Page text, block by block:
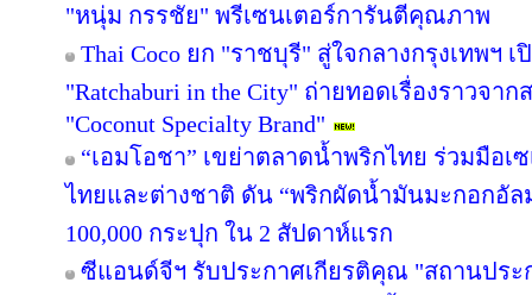
"หนุ่ม กรรชัย" พรีเซนเตอร์การันตีคุณภาพ
Thai Coco ยก "ราชบุรี" สู่ใจกลางกรุงเทพฯ เ
"Ratchaburi in the City" ถ่ายทอดเรื่องราวจ
"Coconut Specialty Brand"
“เอมโอชา” เขย่าตลาดน้ำพริกไทย ร่วมมือ
ไทยและต่างชาติ ดัน “พริกผัดน้ำมันมะกอกอั
100,000 กระปุก ใน 2 สัปดาห์แรก
ซีแอนด์จีฯ รับประกาศเกียรติคุณ "สถานปร